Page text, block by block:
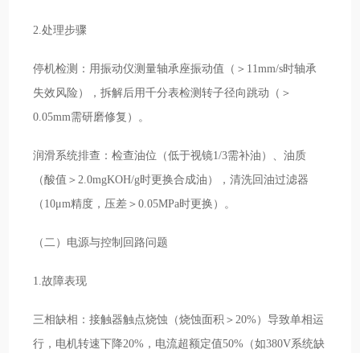
2.处理步骤
停机检测：用振动仪测量轴承座振动值（＞11mm/s时轴承
失效风险），拆解后用千分表检测转子径向跳动（＞
0.05mm需研磨修复）。
润滑系统排查：检查油位（低于视镜1/3需补油）、油质
（酸值＞2.0mgKOH/g时更换合成油），清洗回油过滤器
（10μm精度，压差＞0.05MPa时更换）。
（二）电源与控制回路问题
1.故障表现
三相缺相：接触器触点烧蚀（烧蚀面积＞20%）导致单相运
行，电机转速下降20%，电流超额定值50%（如380V系统缺